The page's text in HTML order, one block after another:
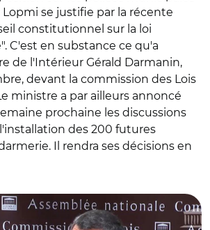
se justifie par la récente
constitutionnel sur la loi
C'est en substance ce qu'a
de l'Intérieur Gérald Darmanin,
devant la commission des Lois
ministre a par ailleurs annoncé
prochaine les discussions
des 200 futures
Il rendra ses décisions en